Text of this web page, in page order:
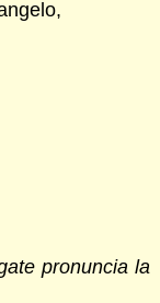
pronuncia la